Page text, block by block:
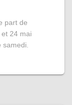
part de
et 24 mai